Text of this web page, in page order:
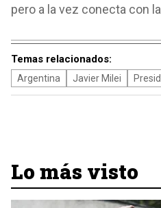
pero a la vez conecta con
Temas relacionados:
Argentina Javier Milei
Lo más visto